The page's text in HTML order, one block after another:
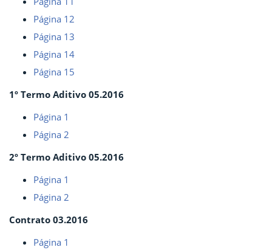
Página 12
Página 13
Página 14
Página 15
1º Termo Aditivo 05.2016
Página 1
Página 2
2º Termo Aditivo 05.2016
Página 1
Página 2
Contrato 03.2016
Página 1